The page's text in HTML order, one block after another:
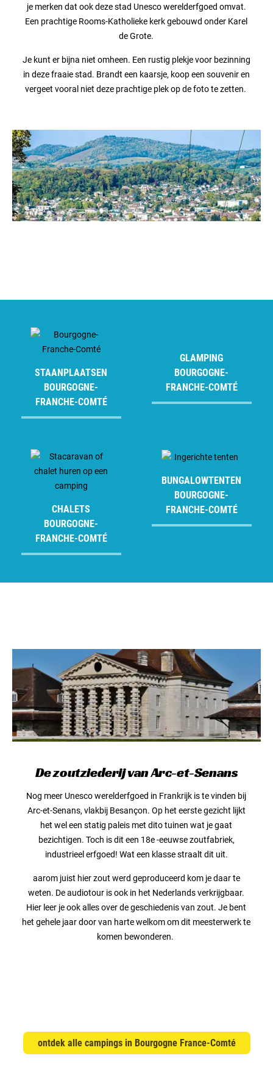
je merken dat ook deze stad Unesco werelderfgoed omvat.
Een prachtige Rooms-Katholieke kerk gebouwd onder Karel
de Grote.
Je kunt er bijna niet omheen. Een rustig plekje voor bezinning
in deze fraaie stad. Brandt een kaarsje, koop een souvenir en
vergeet vooral niet deze prachtige plek op de foto te zetten.
STAANPLAATSEN
BOURGOGNE-
FRANCHE-COMTÉ
GLAMPING
BOURGOGNE-
FRANCHE-COMTÉ
CHALETS
BOURGOGNE-
FRANCHE-COMTÉ
BUNGALOWTENTEN
BOURGOGNE-
FRANCHE-COMTÉ
De zoutziederij van Arc-et-Senans
Nog meer Unesco werelderfgoed in Frankrijk is te vinden bij
Arc-et-Senans, vlakbij Besançon. Op het eerste gezicht lijkt
het wel een statig paleis met dito tuinen wat je gaat
bezichtigen. Toch is dit een 18e -eeuwse zoutfabriek,
industrieel erfgoed! Wat een klasse straalt dit uit.
aarom juist hier zout werd geproduceerd kom je daar te
weten. De audiotour is ook in het Nederlands verkrijgbaar.
Hier leer je ook alles over de geschiedenis van zout. Je bent
het gehele jaar door van harte welkom om dit meesterwerk te
komen bewonderen.
ontdek alle campings in Bourgogne France-Comté